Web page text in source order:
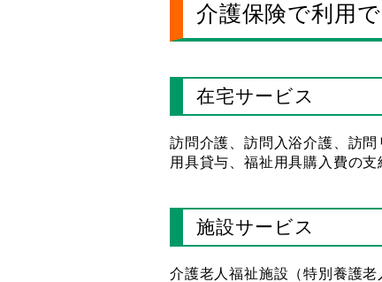
介護保険で利用
在宅サービス
訪問介護、訪問入浴介護、訪
用具貸与、福祉用具購入費の
施設サービス
介護老人福祉施設（特別養護